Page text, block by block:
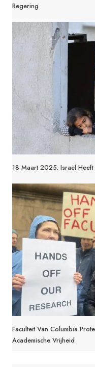
Regering
18 Maart 2025: Israël
Faculteit Van Columbia
Academische Vrijheid